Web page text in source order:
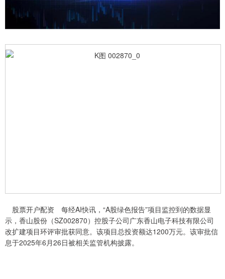
股票开户配资 每经AI快讯，“A股绿色报告”项目监控到的数据显
示，香山股份（SZ002870）控股子公司广东香山电子科技有限公司
改扩建项目环评审批获同意。该项目总投资额达1200万元。该审批信
息于2025年6月26日被相关监管机构披露。